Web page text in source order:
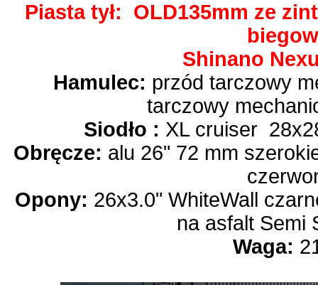
Piasta tył: OLD135mm ze
Shinano
Hamulec: przód tarczowy
tarczowy
Siodło : XL cruiser
Obręcze: alu 26" 72 mm
Opony: 26x3.0" WhiteWall
na asfalt Semi
Waga: